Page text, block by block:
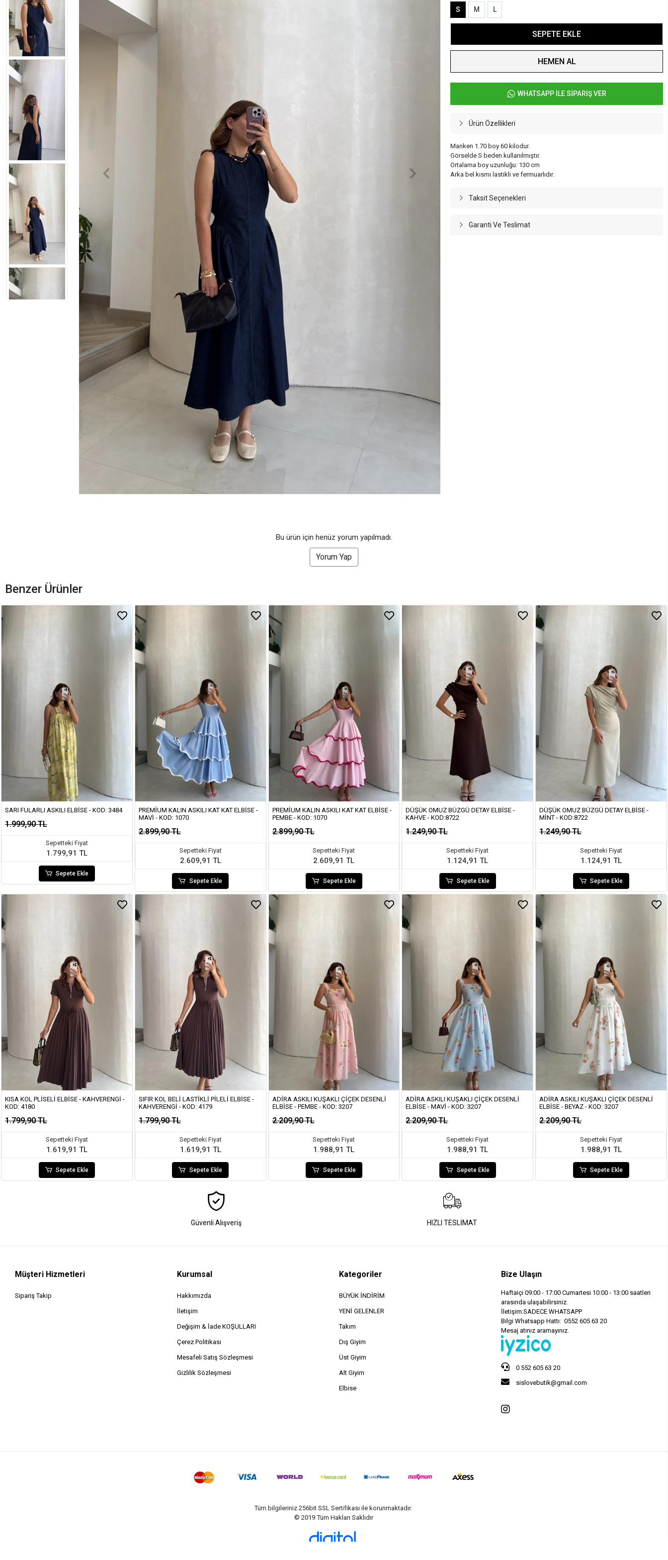
S M L
SEPETE EKLE
HEMEN AL
WHATSAPP İLE SİPARİŞ VER
Ürün Özellikleri
Manken 1.70 boy 60 kilodur.
Görselde S beden kullanılmıştır.
Ortalama boy uzunluğu: 130 cm
Arka bel kısmı lastikli ve fermuarlıdır.
Taksit Seçenekleri
Garanti Ve Teslimat
Bu ürün için henüz yorum yapılmadı.
Yorum Yap
Benzer Ürünler
SARI FULARLI ASKILI ELBISE - KOD: 3484
1.999,90 TL
Sepetteki Fiyat
1.799,91 TL
Sepete Ekle
PREMIUM KALIN ASKILI KAT KAT ELBISE -
MAVI - KOD: 1070
2.899,90 TL
Sepetteki Fiyat
2.609,91 TL
Sepete Ekle
PREMIUM KALIN ASKILI KAT KAT ELBISE -
PEMBE - KOD: 1070
2.899,90 TL
Sepetteki Fiyat
2.609,91 TL
Sepete Ekle
DÜŞÜK OMUZ BÜZGÜ DETAY ELBISE -
KAHVE - KOD:8722
1.249,90 TL
Sepetteki Fiyat
1.124,91 TL
Sepete Ekle
DÜŞÜK OMUZ BÜZGÜ DETAY ELBISE -
MINT - KOD:8722
1.249,90 TL
Sepetteki Fiyat
1.124,91 TL
Sepete Ekle
KISA KOL PLISELI ELBISE - KAHVERENGI -
KOD: 4180
1.799,90 TL
Sepetteki Fiyat
1.619,91 TL
Sepete Ekle
SIFIR KOL BELI LASTIKLI PILELI ELBISE -
KAHVERENGI - KOD: 4179
1.799,90 TL
Sepetteki Fiyat
1.619,91 TL
Sepete Ekle
ADIRA ASKILI KUŞAKLI ÇIÇEK DESENLI
ELBISE - PEMBE - KOD: 3207
2.209,90 TL
Sepetteki Fiyat
1.988,91 TL
Sepete Ekle
ADIRA ASKILI KUŞAKLI ÇIÇEK DESENLI
ELBISE - MAVI - KOD: 3207
2.209,90 TL
Sepetteki Fiyat
1.988,91 TL
Sepete Ekle
ADIRA ASKILI KUŞAKLI ÇIÇEK DESENLI
ELBISE - BEYAZ - KOD: 3207
2.209,90 TL
Sepetteki Fiyat
1.988,91 TL
Sepete Ekle
Güvenli Alışveriş HIZLI TESLİMAT
Müşteri Hizmetleri
Sipariş Takip
Kurumsal
Hakkımızda
İletişim
Değişim & İade KOŞULLARI
Çerez Politikası
Mesafeli Satış Sözleşmesi
Gizlilik Sözleşmesi
Kategoriler
BÜYÜK İNDİRİM
YENİ GELENLER
Takım
Dış Giyim
Üst Giyim
Alt Giyim
Elbise
Bize Ulaşın
Haftaiçi 09:00 - 17:00 Cumartesi 10:00 - 13:00 saatleri
arasında ulaşabilirsiniz.
İletişim:SADECE WHATSAPP
Bilgi Whatsapp Hattı: 0552 605 63 20
Mesaj atınız aramayınız.
0 552 605 63 20
sislovebutik@gmail.com
Tüm bilgileriniz 256bit SSL Sertifikası ile korunmaktadır.
© 2019Tüm Hakları Saklıdır